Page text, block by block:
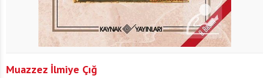
Muazzez İlmiye Çığ